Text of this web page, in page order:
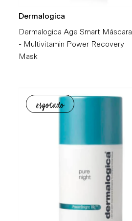
Dermalogica
Dermalogica Age Smart Máscara
- Multivitamin Power Recovery
Mask
esgotado